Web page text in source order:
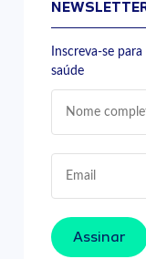
Inscreva-se
saúde
Assinar